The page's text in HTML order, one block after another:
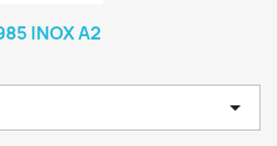
INOX A2
